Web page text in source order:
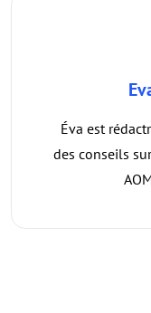
Éva est
des conseils